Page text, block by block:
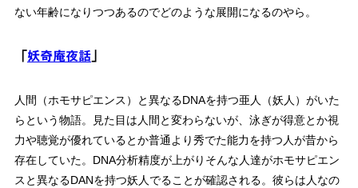
ない年齢になりつつあるのでどのような展開になるのやら。
妖奇庵夜話」
人間（ホモサピエンス）と異なるDNAを持つ亜人（妖人）がいた
らという物語。見た目は人間と変わらないが、泳ぎが得意とか視
力や聴覚が優れているとか普通より秀でた能力を持つ人が昔から
存在していた。DNA分析精度が上がりそんな人達がホモサピエン
スと異なるDANを持つ妖人でることが確認される。彼らは人なの